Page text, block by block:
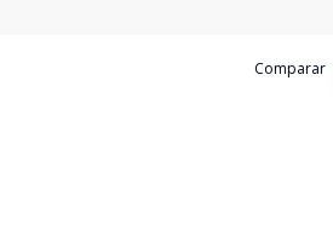
Comparar